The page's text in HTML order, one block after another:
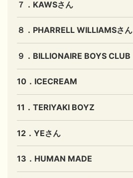
７．KAWSさん
８．PHARRELL WILLIAMSさん
９．BILLIONAIRE BOYS CLUB
10．ICECREAM
11．TERIYAKI BOYZ
12．YEさん
13．HUMAN MADE